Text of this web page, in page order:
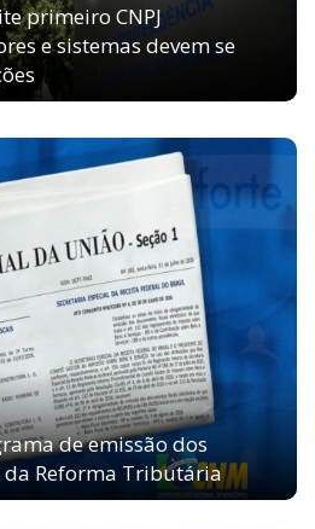
primeiro CNPJ
e sistemas devem se
de emissão dos
Reforma Tributária